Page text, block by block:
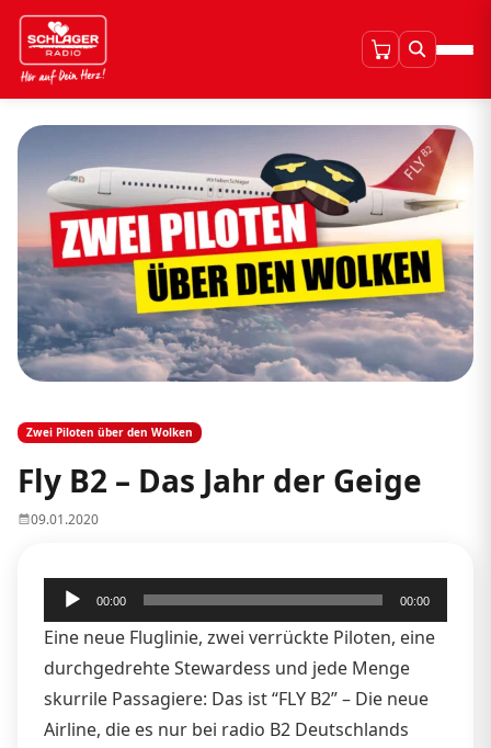
Zwei Piloten über den Wolken
Fly B2 – Das Jahr der Geige
09.01.2020
Audio-
Player
00:00 00:00
Eine neue Fluglinie, zwei verrückte Piloten, eine
durchgedrehte Stewardess und jede Menge
skurrile Passagiere: Das ist “FLY B2” – Die neue
Airline, die es nur bei radio B2 Deutschlands